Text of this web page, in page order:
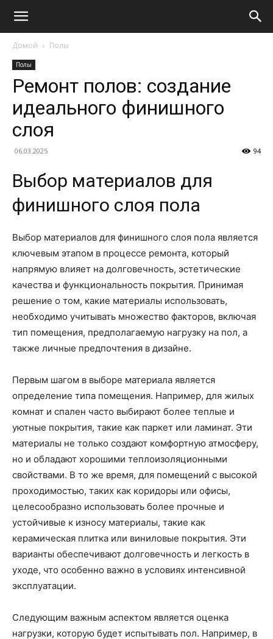
Домой Полы
Полы
Ремонт полов: создание
идеального финишного
слоя
06.03.2025 94
Выбор материалов для
финишного слоя пола
Выбор материалов для финишного слоя пола является
ключевым этапом в процессе ремонта, который
напрямую влияет на долговечность, эстетические
качества и функциональность покрытия. Принимая
решение о том, какие материалы использовать,
необходимо учитывать множество факторов, включая
тип помещения, предполагаемую нагрузку на пол, а
также личные предпочтения в дизайне.
Первым шагом в выборе материала является
определение типа помещения. Например, для жилых
комнат и спален часто выбирают более теплые и
уютные покрытия, такие как паркет или ламинат. Эти
материалы не только создают комфортную атмосферу,
но и обладают хорошими теплоизоляционными
свойствами. В то же время, для помещений с высокой
проходимостью, таких как коридоры или офисы,
целесообразно использовать более прочные и
устойчивые к износу материалы, такие как
керамическая плитка или виниловые покрытия. Эти
варианты обеспечивают долговечность и легкость в
уходе, что особенно важно в условиях интенсивной
эксплуатации.
Следующим важным аспектом является оценка
нагрузки, которую будет испытывать пол. Например, в